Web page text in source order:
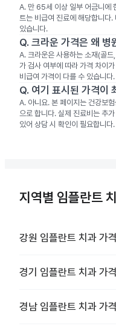
A. 만 65세 이상 일부 어금니에
트는 비급여 진료에 해당합니다
있습니다.
Q. 크라운 가격은 왜 병
A. 크라운은 사용하는 소재(골
가 검사 여부에 따라 가격 차이
비급여 가격이 다를 수 있습니다.
Q. 여기 표시된 가격이
A. 아니요. 본 페이지는 건강보
으로 합니다. 실제 진료비는 추
있어 상담 시 확인이 필요합니다.
지역별 임플란트
강원 임플란트 치과 가격
경기 임플란트 치과 가격
경남 임플란트 치과 가격